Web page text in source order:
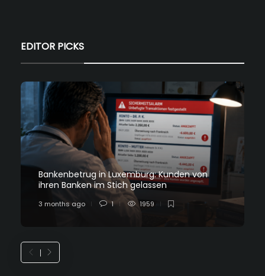
EDITOR PICKS
Bankenbetrug in Luxemburg: Kunden von
ihren Banken im Stich gelassen
3 months ago 1 1959